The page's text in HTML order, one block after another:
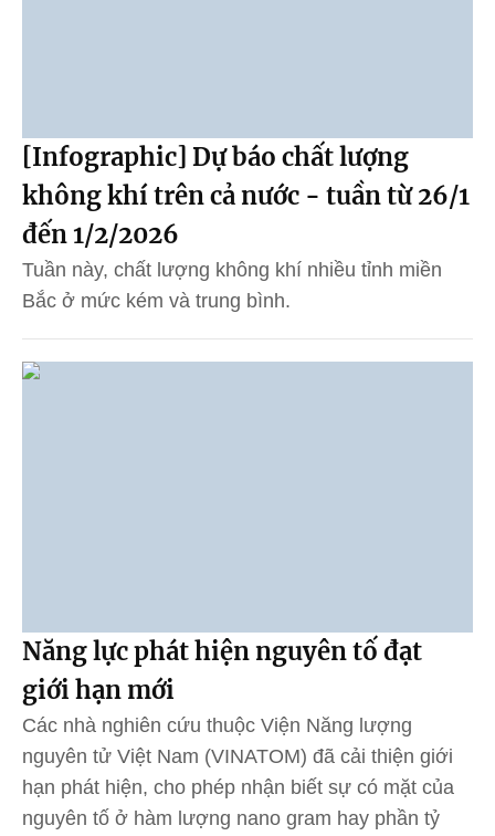
[Infographic] Dự báo chất lượng
không khí trên cả nước - tuần từ 26/1
đến 1/2/2026
Tuần này, chất lượng không khí nhiều tỉnh miền
Bắc ở mức kém và trung bình.
Năng lực phát hiện nguyên tố đạt
giới hạn mới
Các nhà nghiên cứu thuộc Viện Năng lượng
nguyên tử Việt Nam (VINATOM) đã cải thiện giới
hạn phát hiện, cho phép nhận biết sự có mặt của
nguyên tố ở hàm lượng nano gram hay phần tỷ